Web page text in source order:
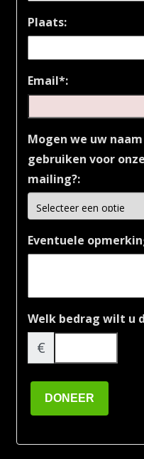
Plaats:
Email*:
Mogen we uw
gebruiken voor
mailing?:
Eventuele
Welk bedrag wilt u
€
DONEER